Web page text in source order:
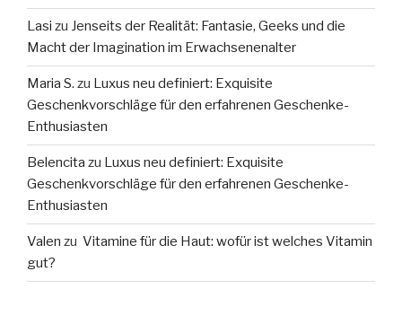
Lasi zu Jenseits der Realität: Fantasie, Geeks und die
Macht der Imagination im Erwachsenenalter
Maria S. zu Luxus neu definiert: Exquisite
Geschenkvorschläge für den erfahrenen Geschenke-
Enthusiasten
Belencita zu Luxus neu definiert: Exquisite
Geschenkvorschläge für den erfahrenen Geschenke-
Enthusiasten
Valen zu Vitamine für die Haut: wofür ist welches Vitamin
gut?